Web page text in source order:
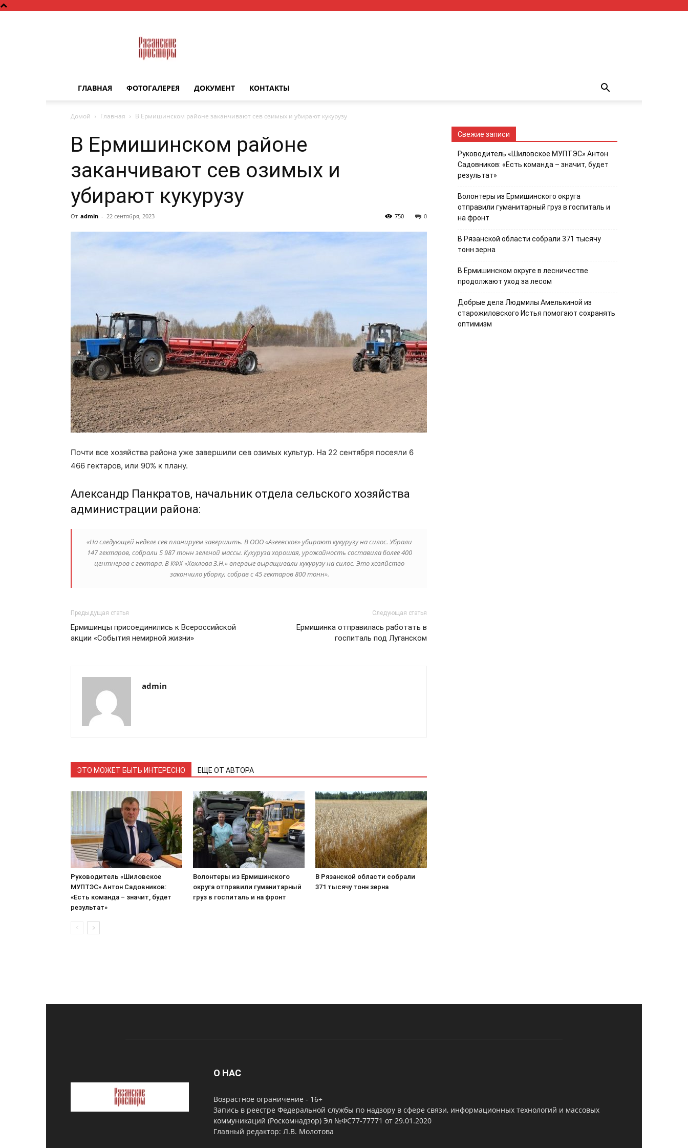
просторы
ГЛАВНАЯ ФОТОГАЛЕРЕЯ ДОКУМЕНТ КОНТАКТЫ
Домой Главная В Ермишинском районе заканчивают сев озимых и убирают кукурузу
В Ермишинском районе
заканчивают сев озимых и
убирают кукурузу
От admin - 22 сентября, 2023 0
750
Почти все хозяйства района уже завершили сев озимых культур. На 22 сентября посеяли 6
466 гектаров, или 90% к плану.
Александр Панкратов, начальник отдела сельского хозяйства
администрации района:
«На следующей неделе сев планируем завершить. В ООО «Азеевское» убирают кукурузу на силос. Убрали
147 гектаров, собрали 5 987 тонн зеленой массы. Кукуруза хорошая, урожайность составила более 400
центнеров с гектара. В КФХ «Хохлова З.Н.» впервые выращивали кукурузу на силос. Это хозяйство
закончило уборку, собрав с 45 гектаров 800 тонн».
Предыдущая статья
Ермишинцы присоединились к Всероссийской
акции «События немирной жизни»
Следующая статья
Ермишинка отправилась работать в
госпиталь под Луганском
admin
ЭТО МОЖЕТ БЫТЬ ИНТЕРЕСНО ЕЩЕ ОТ АВТОРА
Руководитель «Шиловское
МУПТЭС» Антон Садовников:
«Есть команда – значит, будет
результат»
Волонтеры из Ермишинского
округа отправили гуманитарный
груз в госпиталь и на фронт
В Рязанской области собрали
371 тысячу тонн зерна
Свежие записи
Руководитель «Шиловское МУПТЭС» Антон
Садовников: «Есть команда – значит, будет
результат»
Волонтеры из Ермишинского округа
отправили гуманитарный груз в госпиталь и
на фронт
В Рязанской области собрали 371 тысячу
тонн зерна
В Ермишинском округе в лесничестве
продолжают уход за лесом
Добрые дела Людмилы Амелькиной из
старожиловского Истья помогают сохранять
оптимизм
О НАС
Возрастное ограничение - 16+
Запись в реестре Федеральной службы по надзору в сфере связи, информационных технологий и массовых
коммуникаций (Роскомнадзор) Эл №ФС77-77771 от 29.01.2020
Главный редактор: Л.В. Молотова